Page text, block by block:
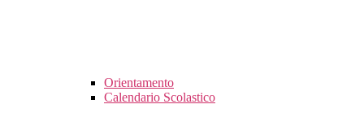
Orientamento
Calendario Scolastico